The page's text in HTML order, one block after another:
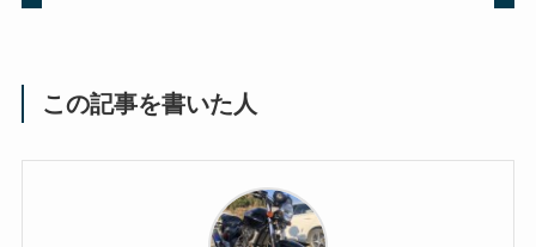
この記事を書いた人